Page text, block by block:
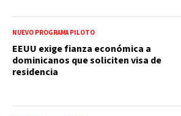
NUEVO PROGRAMA PILOTO
EEUU exige fianza económica a
dominicanos que soliciten visa de
residencia